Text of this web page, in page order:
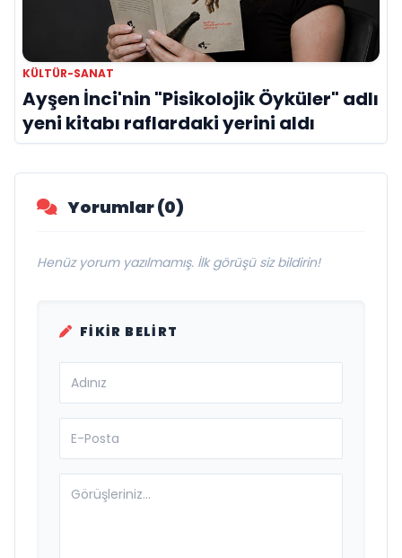
KÜLTÜR-SANAT
Ayşen İnci'nin "Pisikolojik Öyküler" adlı
yeni kitabı raflardaki yerini aldı
Yorumlar (0)
Henüz yorum yazılmamış. İlk görüşü siz bildirin!
FIKIR BELIRT